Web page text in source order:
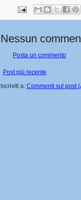
Nessun
Posta un commento
Post più recente
Iscriviti a: Commenti sul post